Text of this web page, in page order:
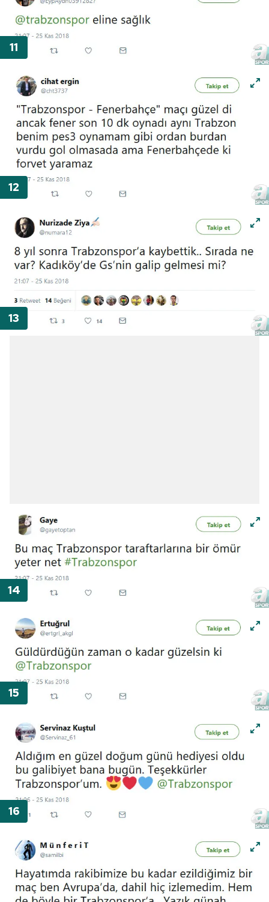
kılınması ve kişiselleştirilmesi ve sizlere yönelik
reklam/pazarlama faaliyetlerinin yapılması, amaçlarıyla
sınırlı olarak açık rızanız dahilinde kullanılacaktır.
Çerezlere ilişkin tercihlerinizi aşağıda yer alan panel
vasıtasıyla belirleyebilirsiniz. Çerezlere ilişkin detaylı bilgi
için Ayarlar butonuna tıklayabilir,Çerez Bilgilendirme
Metnimiziziyaret edebilirsiniz.
6698 sayılı Kişisel Verilerin Korunması Kanunu uyarınca
hazırlanmış Aydınlatma Metnimizi okumak ve sitemizde
ilgili mevzuata uygun olarak kullanılan çerezlerle ilgili bilgi
almak için lütfen
tıklayınız.